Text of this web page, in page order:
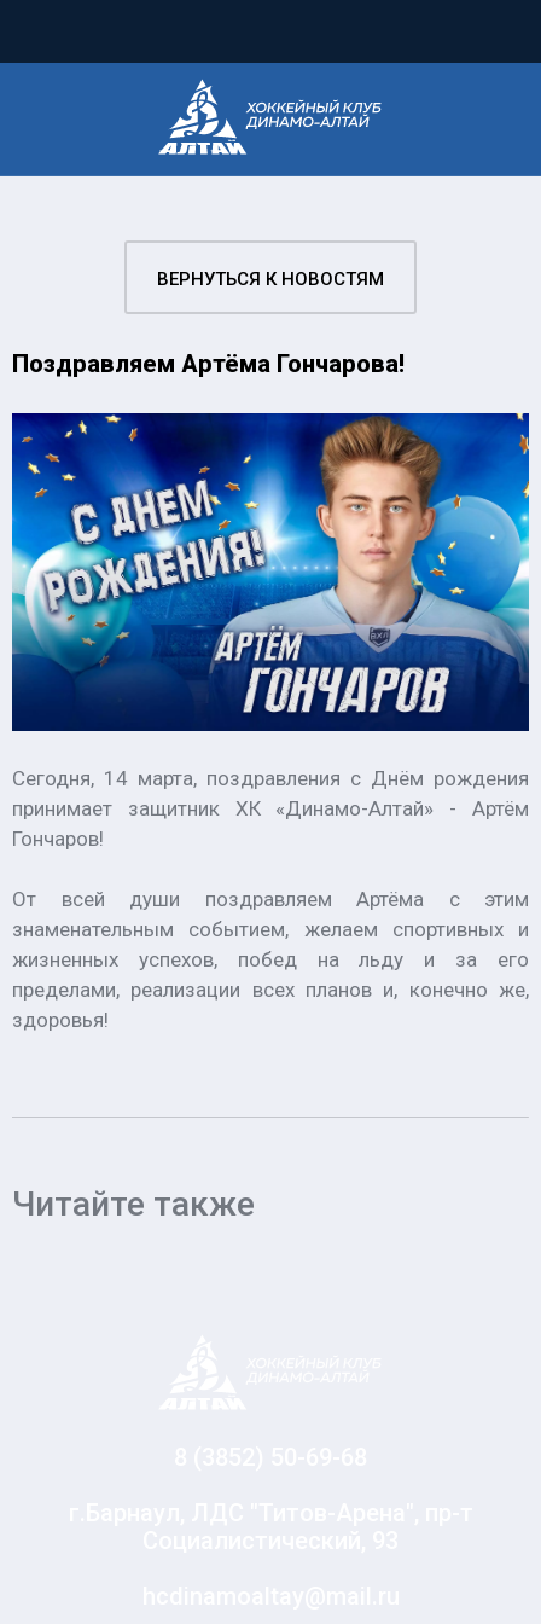
ВЕРНУТЬСЯ К НОВОСТЯМ
Поздравляем Артёма Гончарова!
Сегодня, 14 марта, поздравления с Днём рождения
принимает защитник ХК «Динамо-Алтай» - Артём
Гончаров!
От всей души поздравляем Артёма с этим
знаменательным событием, желаем спортивных и
жизненных успехов, побед на льду и за его
пределами, реализации всех планов и, конечно же,
здоровья!
Читайте также